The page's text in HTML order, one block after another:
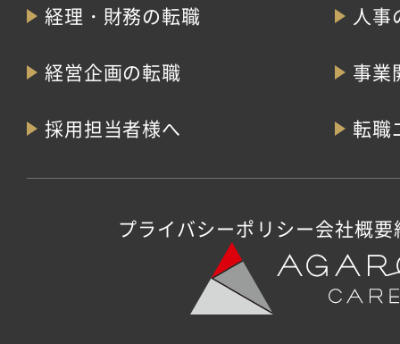
経理・財務の転職 人事
経営企画の転職 事業
採用担当者様へ 転職
プライバシーポリシー会社概要